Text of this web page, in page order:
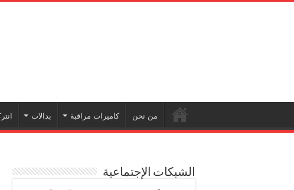
من نحن كاميرات مراقبة بدالات
الشبكات الإجتماعية